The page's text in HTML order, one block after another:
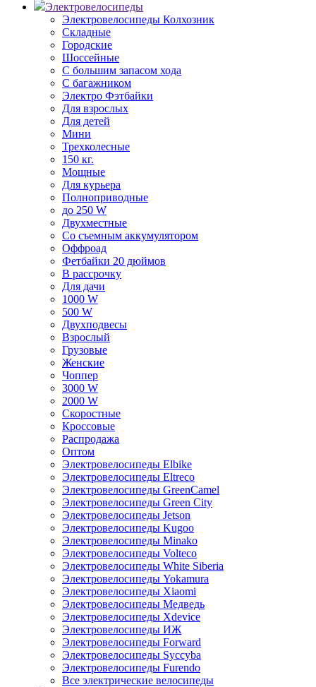
Электровелосипеды
Электровелосипеды Колхозник
Складные
Городские
Шоссейные
С большим запасом хода
С багажником
Электро Фэтбайки
Для взрослых
Для детей
Мини
Трехколесные
150 кг.
Мощные
Для курьера
Полноприводные
до 250 W
Двухместные
Со съемным аккумулятором
Оффроад
Фетбайки 20 дюймов
В рассрочку
Для дачи
1000 W
500 W
Двухподвесы
Взрослый
Грузовые
Женские
Чоппер
3000 W
2000 W
Скоростные
Кроссовые
Распродажа
Оптом
Электровелосипеды Elbike
Электровелосипеды Eltreco
Электровелосипеды GreenCamel
Электровелосипеды Green City
Электровелосипеды Jetson
Электровелосипеды Kugoo
Электровелосипеды Minako
Электровелосипеды Volteco
Электровелосипеды White Siberia
Электровелосипеды Yokamura
Электровелосипеды Xiaomi
Электровелосипеды Медведь
Электровелосипеды Xdevice
Электровелосипеды ИЖ
Электровелосипеды Forward
Электровелосипеды Syccyba
Электровелосипеды Furendo
Все электрические велосипеды